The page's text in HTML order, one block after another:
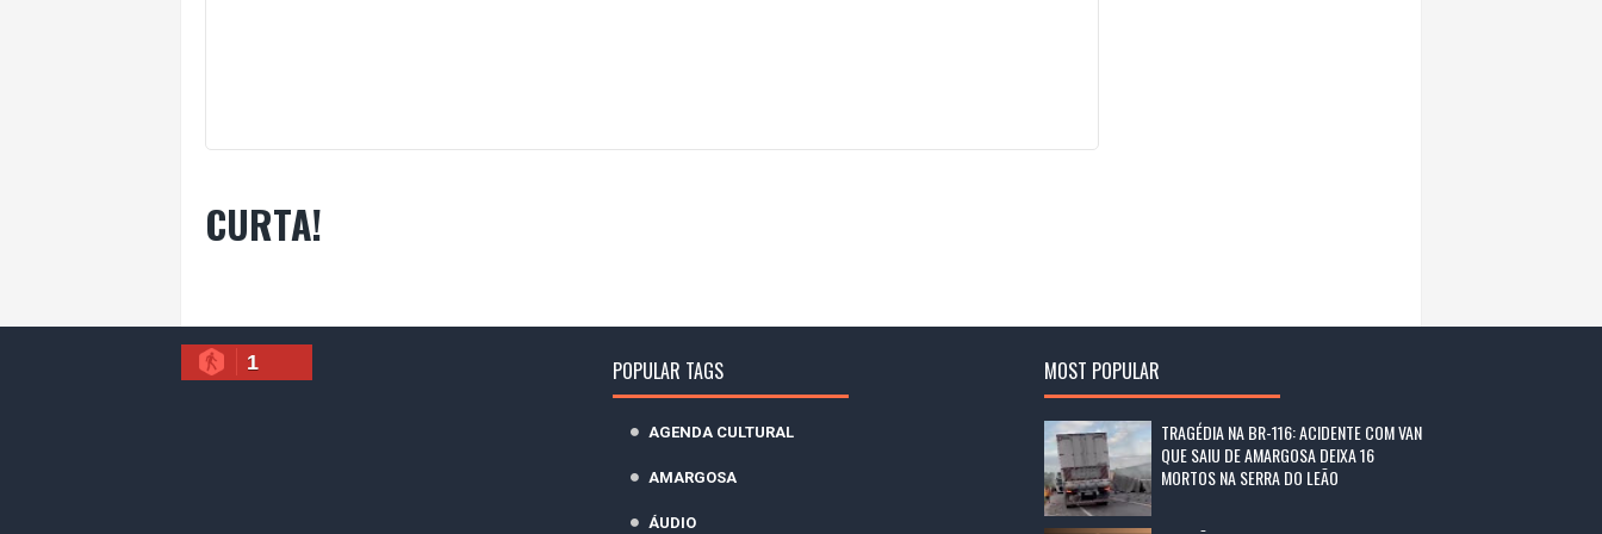
CURTA!
1 POPULAR TAGS
AGENDA CULTURAL
AMARGOSA
ÁUDIO
MOST POPULAR
TRAGÉDIA NA BR-116: ACIDENTE COM VAN
QUE SAIU DE AMARGOSA DEIXA 16
MORTOS NA SERRA DO LEÃO